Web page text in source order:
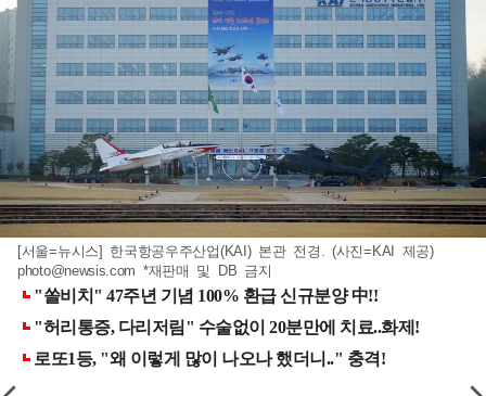
[서울=뉴시스] 한국항공우주산업(KAI) 본관 전경. (사진=KAI 제공)
photo@newsis.com *재판매 및 DB 금지